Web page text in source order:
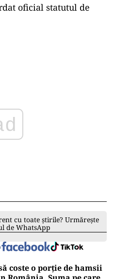
și al reînnoirii.
norvegiană din
odată cu
Ținutul Buzăului.